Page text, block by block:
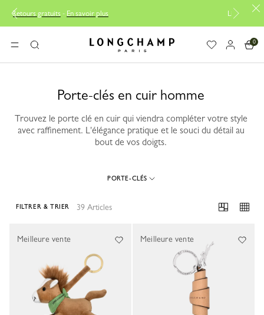
plus Livraison offerte à partir de 120€
MENURechercher Longchamp - Accueil
0
Porte-clés en cuir homme
Trouvez le porte clé en cuir qui viendra compléter votre style
avec raffinement. L'élégance pratique et le souci du détail au
bout de vos doigts.
PORTE-CLÉS
39 Articles
FILTRER & TRIER
Meilleure vente Meilleure vente